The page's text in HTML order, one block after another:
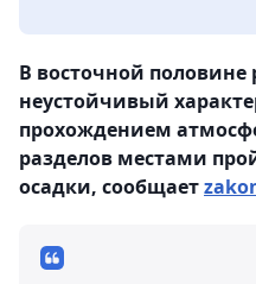
В восточной половине
неустойчивый
прохождением
разделов местами
осадки, сообщает